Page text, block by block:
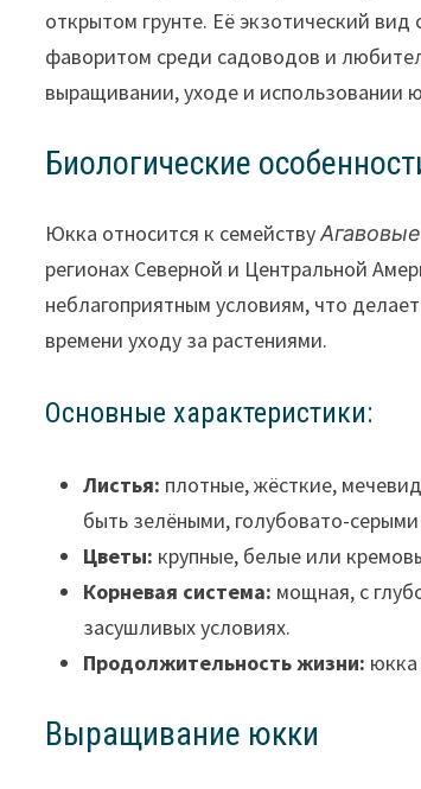
открытом грунте. Её экзотический
фаворитом среди садоводов и
выращивании, уходе и использовании
Биологические
Юкка относится к семействуАгавовые
регионах Северной и Центральной
неблагоприятным условиям, что
времени уходу за растениями.
Основные характеристики:
Листья: плотные, жёсткие,
быть зелёными, голубовато-
Цветы: крупные, белые или
Корневая система: мощная, с
засушливых условиях.
Продолжительность жизни: юкка
Выращивание юкки